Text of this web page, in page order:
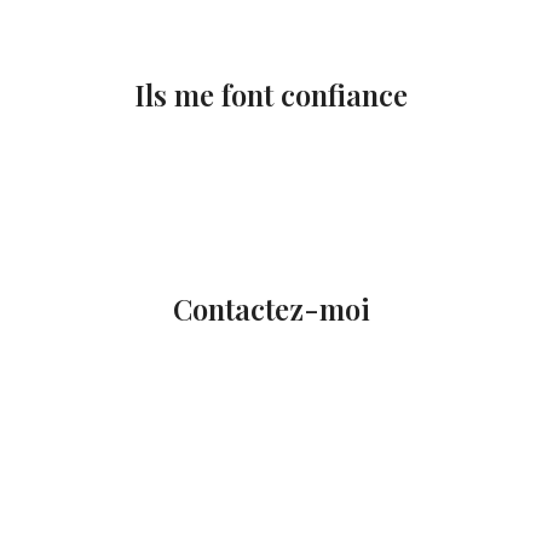
Ils me font confiance
Contactez-moi